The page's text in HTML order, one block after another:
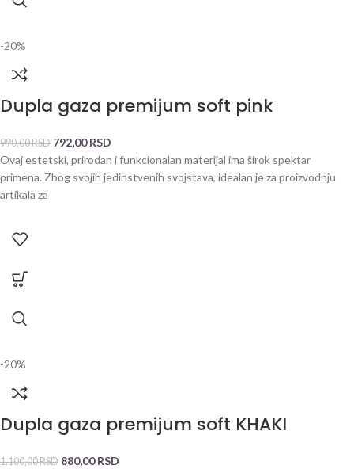
-20%
Dupla gaza premijum soft pink
990,00RSD 792,00RSD
Ovaj estetski, prirodan i funkcionalan materijal ima širok spektar
primena. Zbog svojih jedinstvenih svojstava, idealan je za proizvodnju
artikala za
-20%
Dupla gaza premijum soft KHAKI
1.100,00RSD 880,00RSD